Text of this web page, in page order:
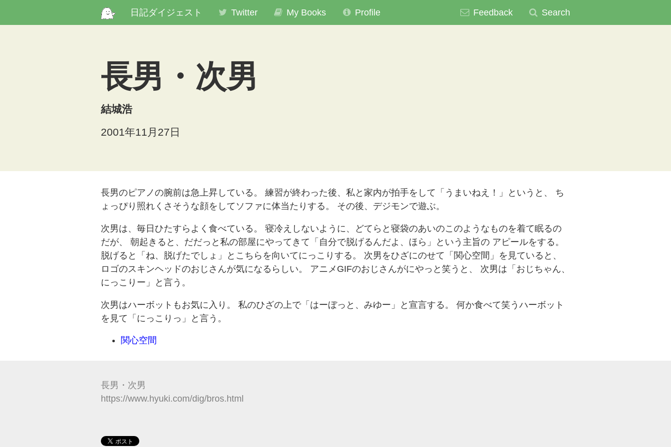
日記ダイジェスト Twitter My Books Profile Feedback Search
長男・次男
結城浩
2001年11月27日
長男のピアノの腕前は急上昇している。 練習が終わった後、私と家内が拍手をして「うまいねえ！」というと、 ち
ょっぴり照れくさそうな顔をしてソファに体当たりする。 その後、デジモンで遊ぶ。
次男は、毎日ひたすらよく食べている。 寝冷えしないように、どてらと寝袋のあいのこのようなものを着て眠るの
だが、 朝起きると、だだっと私の部屋にやってきて「自分で脱げるんだよ、ほら」という主旨の アピールをする。
脱げると「ね、脱げたでしょ」とこちらを向いてにっこりする。 次男をひざにのせて「関心空間」を見ていると、
ロゴのスキンヘッドのおじさんが気になるらしい。 アニメGIFのおじさんがにやっと笑うと、 次男は「おじちゃん、
にっこりー」と言う。
次男はハーボットもお気に入り。 私のひざの上で「はーぼっと、みゆー」と宣言する。 何か食べて笑うハーボット
を見て「にっこりっ」と言う。
関心空間
長男・次男
https://www.hyuki.com/dig/bros.html